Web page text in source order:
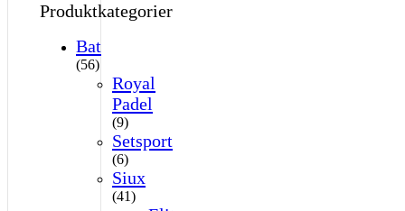
Produktkategorier
Bat
(56)
Royal
Padel
(9)
Setsport
(6)
Siux
(41)